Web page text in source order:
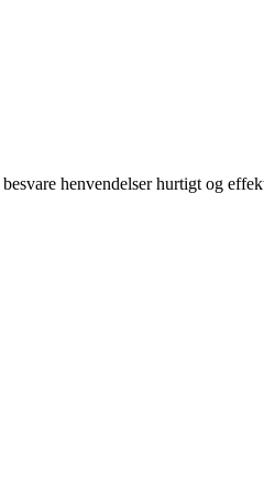
henvendelser hurtigt og